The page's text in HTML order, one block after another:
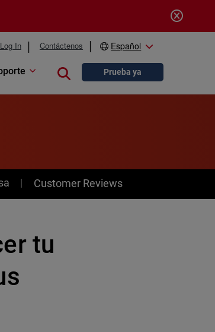
Log In Contáctenos Español
Close searchPrueba ya
Customer Reviews
tu